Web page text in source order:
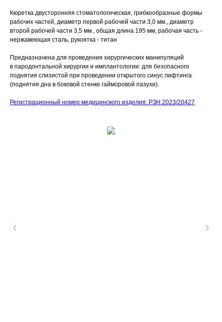
Кюретка двусторонняя стоматологическая, грибкообразные формы
рабочих частей, диаметр первой рабочей части 3,0 мм., диаметр
второй рабочей части 3,5 мм., общая длина 195 мм, рабочая часть -
нержавеющая сталь, рукоятка - титан
Предназначена для проведения хирургических манипуляций
в пародонтальной хирургии и имплантологии: для безопасного
поднятия слизистой при проведении открытого синус лифтинга
(поднятия дна в боковой стенке гайморовой пазухи).
Регистрационный номер медицинского изделия: РЗН 2023/20427